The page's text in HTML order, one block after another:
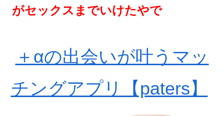
がセックスまでいけたやで
＋αの出会いが叶うマッ
チングアプリ【paters】